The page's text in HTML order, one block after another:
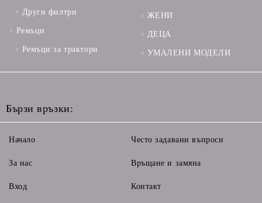
Други филтри
Ремъци
Ремъци за трактори
ЖЕНИ
ДЕЦА
УМАЛЕНИ МОДЕЛИ
Бързи връзки:
Начало
За нас
Вход
Често задавани въпроси
Връщане и замяна
Контакт